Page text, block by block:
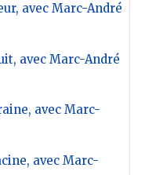
avec Marc-André
avec Marc-André
avec Marc-
avec Marc-